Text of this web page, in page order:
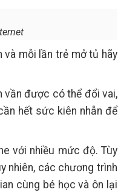
mỗi lần trẻ mở tủ hãy
vần được có thể đổi vai,
hết sức kiên nhẫn để
với nhiều mức độ. Tùy
nhiên, các chương trình
cùng bé học và ôn lại